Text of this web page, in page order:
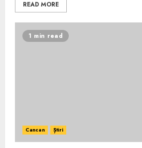
READ MORE
1 min read
Cancan Știri